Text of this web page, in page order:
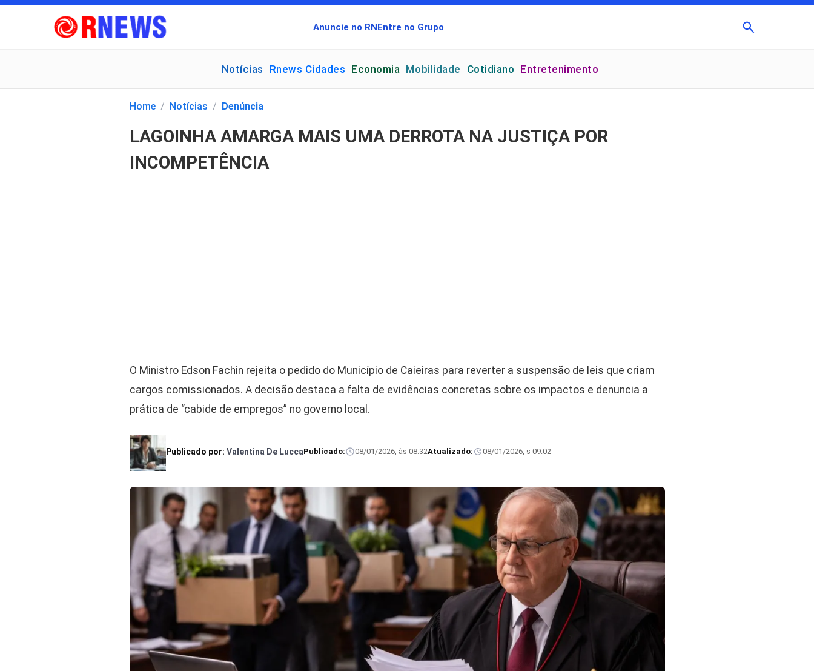
Anuncie no RNEntre no Grupo
Buscar
Pesquisar
por:
Notícias Rnews Cidades Economia Mobilidade Cotidiano Entretenimento
Home / Notícias / Denúncia
LAGOINHA AMARGA MAIS UMA DERROTA NA JUSTIÇA POR
INCOMPETÊNCIA
O Ministro Edson Fachin rejeita o pedido do Município de Caieiras para reverter a suspensão de leis que criam
cargos comissionados. A decisão destaca a falta de evidências concretas sobre os impactos e denuncia a
prática de “cabide de empregos” no governo local.
Publicado por: Valentina De LuccaPublicado: 08/01/2026, às 08:32Atualizado: 08/01/2026, s 09:02